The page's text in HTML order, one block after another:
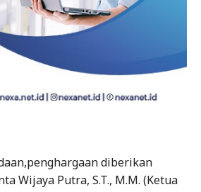
diberikan
Wijaya Putra, S.T., M.M. (Ketua